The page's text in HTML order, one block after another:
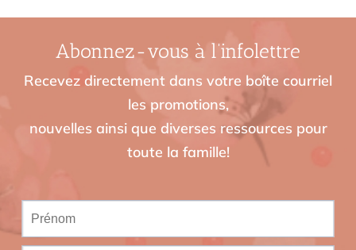
Abonnez-vous à l’infolettre
Recevez directement dans votre boîte courriel
les promotions,
nouvelles ainsi que diverses ressources pour
toute la famille!